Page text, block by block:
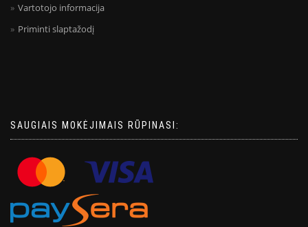
Vartotojo informacija
Priminti slaptažodį
SAUGIAIS MOKĖJIMAIS RŪPINASI: